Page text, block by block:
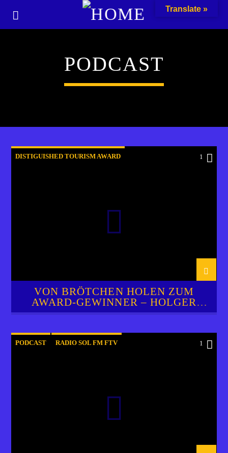
PODCAST
DISTIGUISHED TOURISM AWARD 1
VON BRÖTCHEN HOLEN ZUM
AWARD-GEWINNER – HOLGER
ZIECHERT
PODCAST RADIO SOL FM FTV 1
Translate »